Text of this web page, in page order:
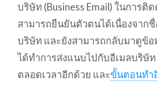
บริษัท (Business Email) ในการติ
สามารถยืนยันตัวตนได้เนื่องจาก
บริษัท และยังสามารถกลับมาดูข้
ได้ทำการส่งแนบไปกับอีเมลบริษัท
ตลอดเวลาอีกด้วย และขั้นตอนทำ